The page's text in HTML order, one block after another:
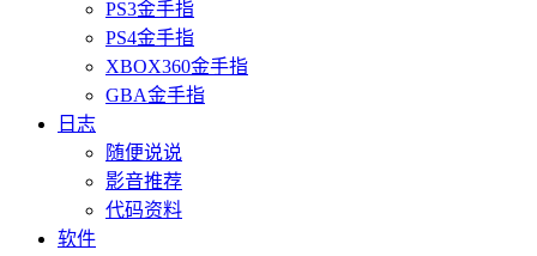
PS3金手指
PS4金手指
XBOX360金手指
GBA金手指
日志
随便说说
影音推荐
代码资料
软件